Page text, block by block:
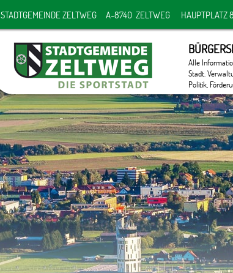
STADTGEMEINDE ZELTWEG A-8740 ZELTWEG HAUPTPLATZ 8
Alle
Stadt.
Politik,